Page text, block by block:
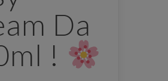
Da
!